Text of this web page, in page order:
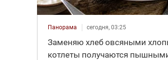
Панорама сегодня, 03:25
Заменяю хлеб овсяными
котлеты получаются